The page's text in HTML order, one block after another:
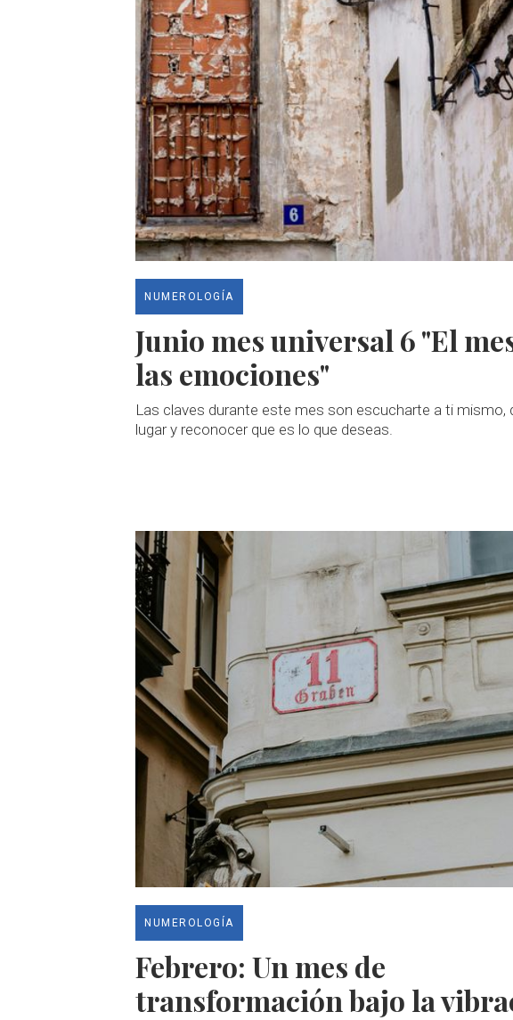
NUMEROLOGÍA
Junio mes universal 6 "El
las emociones"
Las claves durante este mes son escucharte a ti mismo,
lugar y reconocer que es lo que deseas.
NUMEROLOGÍA
Febrero: Un mes de
transformación bajo la